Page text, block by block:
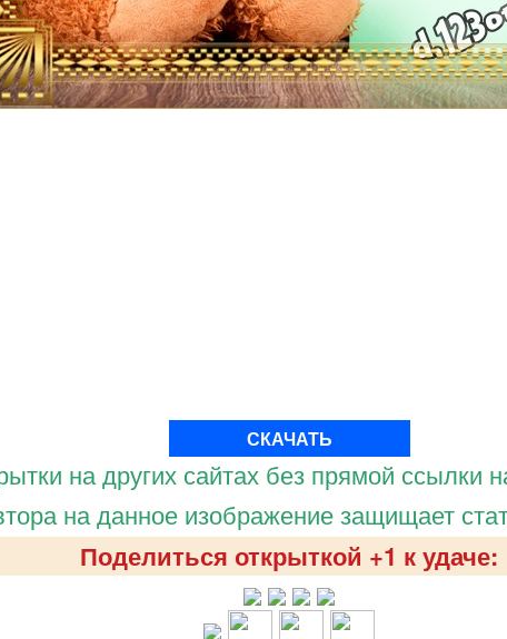
СКАЧАТЬ
на других сайтах без прямой ссылки
на данное изображение защищает
Поделиться открыткой +1 к удаче: